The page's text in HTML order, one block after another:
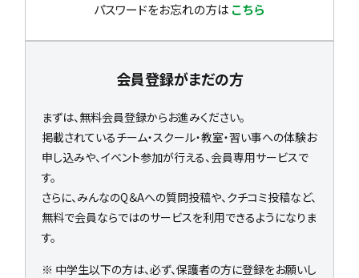
パスワードをお忘れの方は こちら
会員登録がまだの方
まずは、無料会員登録からお進みください。
掲載されているチーム・スクール・教室・習い事への体験お
申し込みや、イベント参加が行える、会員専用サービスで
す。
さらに、みんなのQ＆Aへの質問投稿や、クチコミ投稿など、
無料で会員ならではのサービスを利用できるようになりま
す。
※ 中学生以下の方は、必ず、保護者の方に登録をお願いし